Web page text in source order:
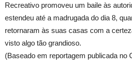
Recreativo promoveu um baile às
estendeu até a madrugada do dia 8,
retornaram às suas casas com a
visto algo tão grandioso.
(Baseado em reportagem publicada no